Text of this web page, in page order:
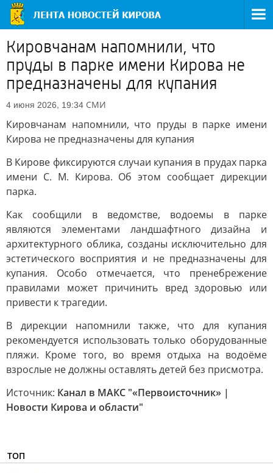
Кировчанам напомнили, что
пруды в парке имени Кирова не
предназначены для купания
4 июня 2026, 19:34 СМИ
Кировчанам напомнили, что пруды в парке имени
Кирова не предназначены для купания
В Кирове фиксируются случаи купания в прудах парка
имени С. М. Кирова. Об этом сообщает дирекции
парка.
Как сообщили в ведомстве, водоемы в парке
являются элементами ландшафтного дизайна и
архитектурного облика, созданы исключительно для
эстетического восприятия и не предназначены для
купания. Особо отмечается, что пренебрежение
правилами может причинить вред здоровью или
привести к трагедии.
В дирекции напомнили также, что для купания
рекомендуется использовать только оборудованные
пляжи. Кроме того, во время отдыха на водоёме
взрослые не должны оставлять детей без присмотра.
Источник: Канал в МАКС "«Первоисточник» |
Новости Кирова и области"
ТОП